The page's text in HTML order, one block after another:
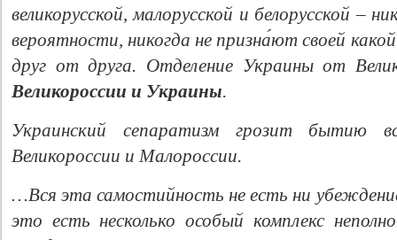
великорусской, малорусской и белорусской –
вероятности, никогда не призна́ют своей
друг от друга. Отделение Украины от
Великороссии и Украины.
Украинский сепаратизм грозит
Великороссии и Малороссии.
…Вся эта самостийность не есть ни
это есть несколько особый комплекс